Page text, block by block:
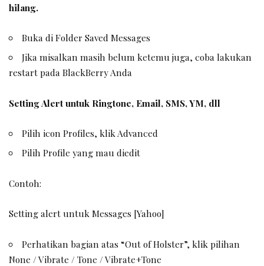
hilang.
Buka di Folder Saved Messages
Jika misalkan masih belum ketemu juga, coba lakukan
restart pada BlackBerry Anda
Setting Alert untuk Ringtone, Email, SMS, YM, dll
Pilih icon Profiles, klik Advanced
Pilih Profile yang mau diedit
Contoh:
Setting alert untuk Messages [Yahoo]
Perhatikan bagian atas “Out of Holster”, klik pilihan
None / Vibrate / Tone / Vibrate+Tone